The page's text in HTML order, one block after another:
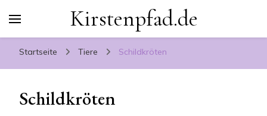
Kirstenpfad.de
Startseite Tiere Schildkröten
Schildkröten